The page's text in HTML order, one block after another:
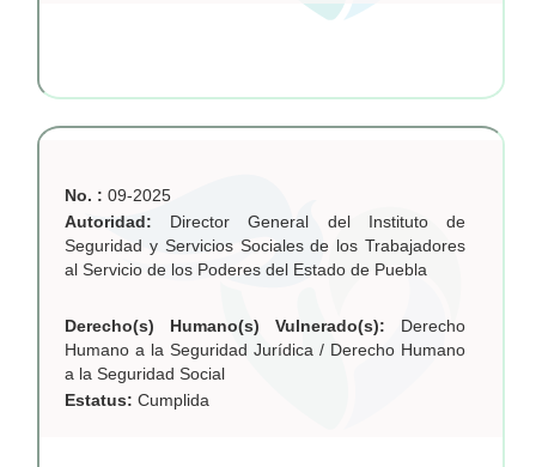
No. : 09-2025
Autoridad: Director General del Instituto de
Seguridad y Servicios Sociales de los Trabajadores
al Servicio de los Poderes del Estado de Puebla
Derecho(s) Humano(s) Vulnerado(s): Derecho
Humano a la Seguridad Jurídica / Derecho Humano
a la Seguridad Social
Estatus: Cumplida